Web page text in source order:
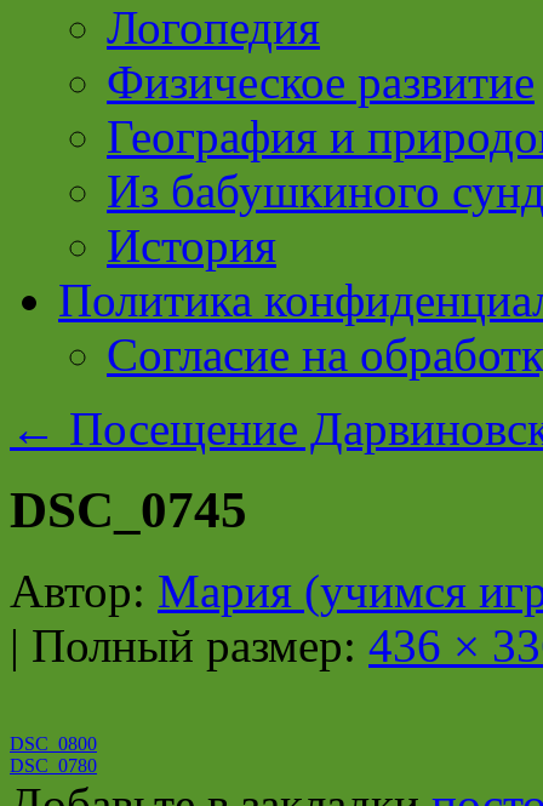
Логопедия
Физическое развитие
География и
Из бабушкиного
История
Политика
Согласие на
← Посещение
DSC_0745
Автор: Мария (учимся
| Полный размер: 436 ×
DSC_0800
DSC_0780